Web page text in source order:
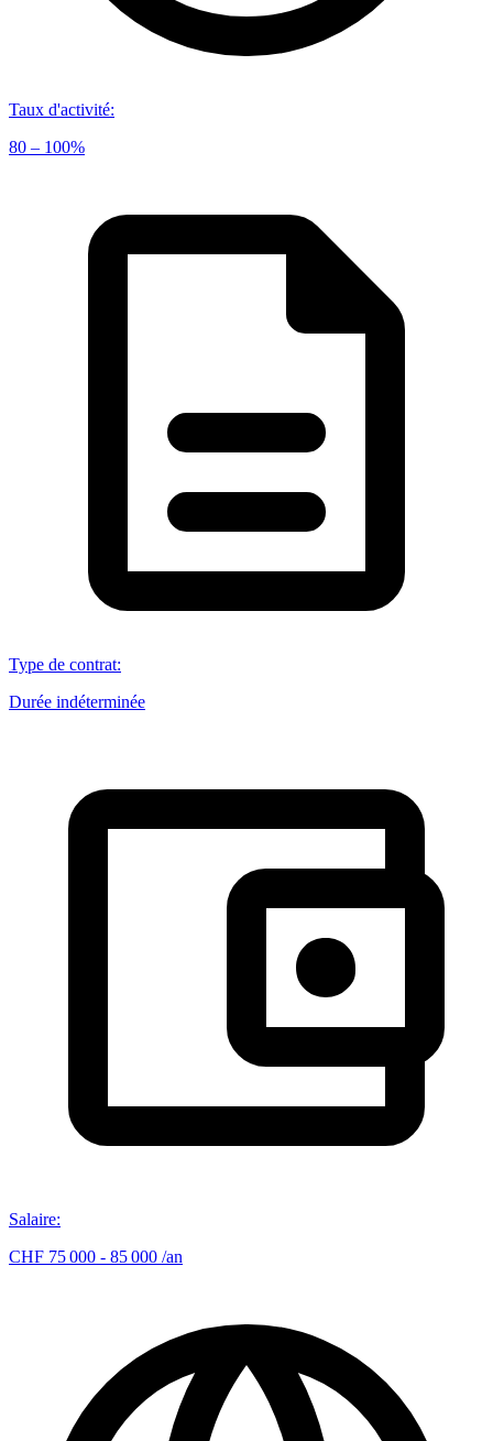
Taux d'activité:
80 – 100%
Type de contrat:
Durée indéterminée
Salaire:
CHF 75 000 - 85 000 /an